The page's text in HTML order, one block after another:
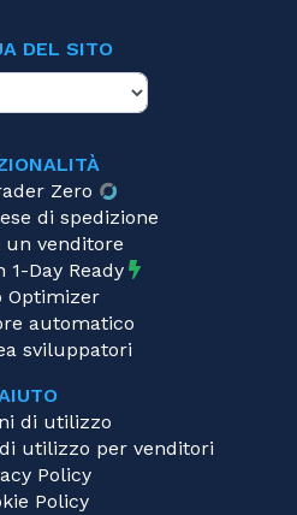
DEL SITO
Zero
di spedizione
un venditore
1-Day Ready
Optimizer
automatico
sviluppatori
di utilizzo
utilizzo per venditori
Policy
Policy